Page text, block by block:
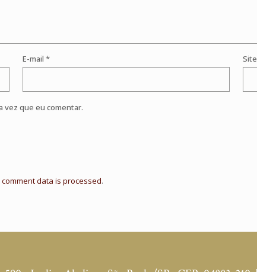
E-mail * Site
vez que eu comentar.
data is processed.